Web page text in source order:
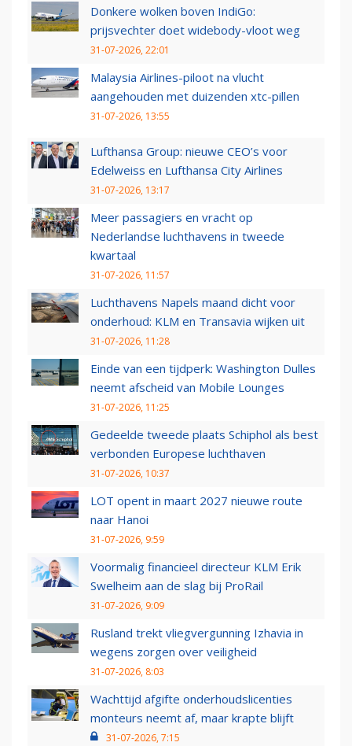
Donkere wolken boven IndiGo:
prijsvechter doet widebody-vloot weg
31-07-2026, 22:01
Malaysia Airlines-piloot na vlucht
aangehouden met duizenden xtc-pillen
31-07-2026, 13:55
Lufthansa Group: nieuwe CEO’s voor
Edelweiss en Lufthansa City Airlines
31-07-2026, 13:17
Meer passagiers en vracht op
Nederlandse luchthavens in tweede
kwartaal
31-07-2026, 11:57
Luchthavens Napels maand dicht voor
onderhoud: KLM en Transavia wijken uit
31-07-2026, 11:28
Einde van een tijdperk: Washington Dulles
neemt afscheid van Mobile Lounges
31-07-2026, 11:25
Gedeelde tweede plaats Schiphol als best
verbonden Europese luchthaven
31-07-2026, 10:37
LOT opent in maart 2027 nieuwe route
naar Hanoi
31-07-2026, 9:59
Voormalig financieel directeur KLM Erik
Swelheim aan de slag bij ProRail
31-07-2026, 9:09
Rusland trekt vliegvergunning Izhavia in
wegens zorgen over veiligheid
31-07-2026, 8:03
Wachttijd afgifte onderhoudslicenties
monteurs neemt af, maar krapte blijft
31-07-2026, 7:15